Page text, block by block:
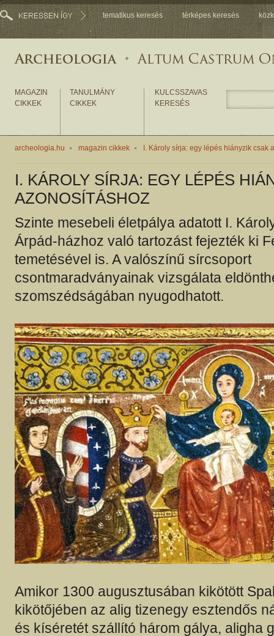
tematikus keresés térképes keresés
MAGAZIN
CIKKEK
TANULMÁNY
CIKKEK
KULCSSZAVAS
KERESÉS
archeologia.hu magazin cikkek I. Károly sírja: egy lépés hiányzik csak
I. KÁROLY SÍRJA: EGY LÉPÉS
AZONOSÍTÁSHOZ
Szinte mesebeli életpálya adatott I.
Árpád-házhoz való tartozást fejezték ki
temetésével is. A valószínű sírcsoport
csontmaradványainak vizsgálata
szomszédságában nyugodhatott.
Amikor 1300 augusztusában kikötött
kikötőjében az alig tizenegy esztendős
és kíséretét szállító három gálya, aligha